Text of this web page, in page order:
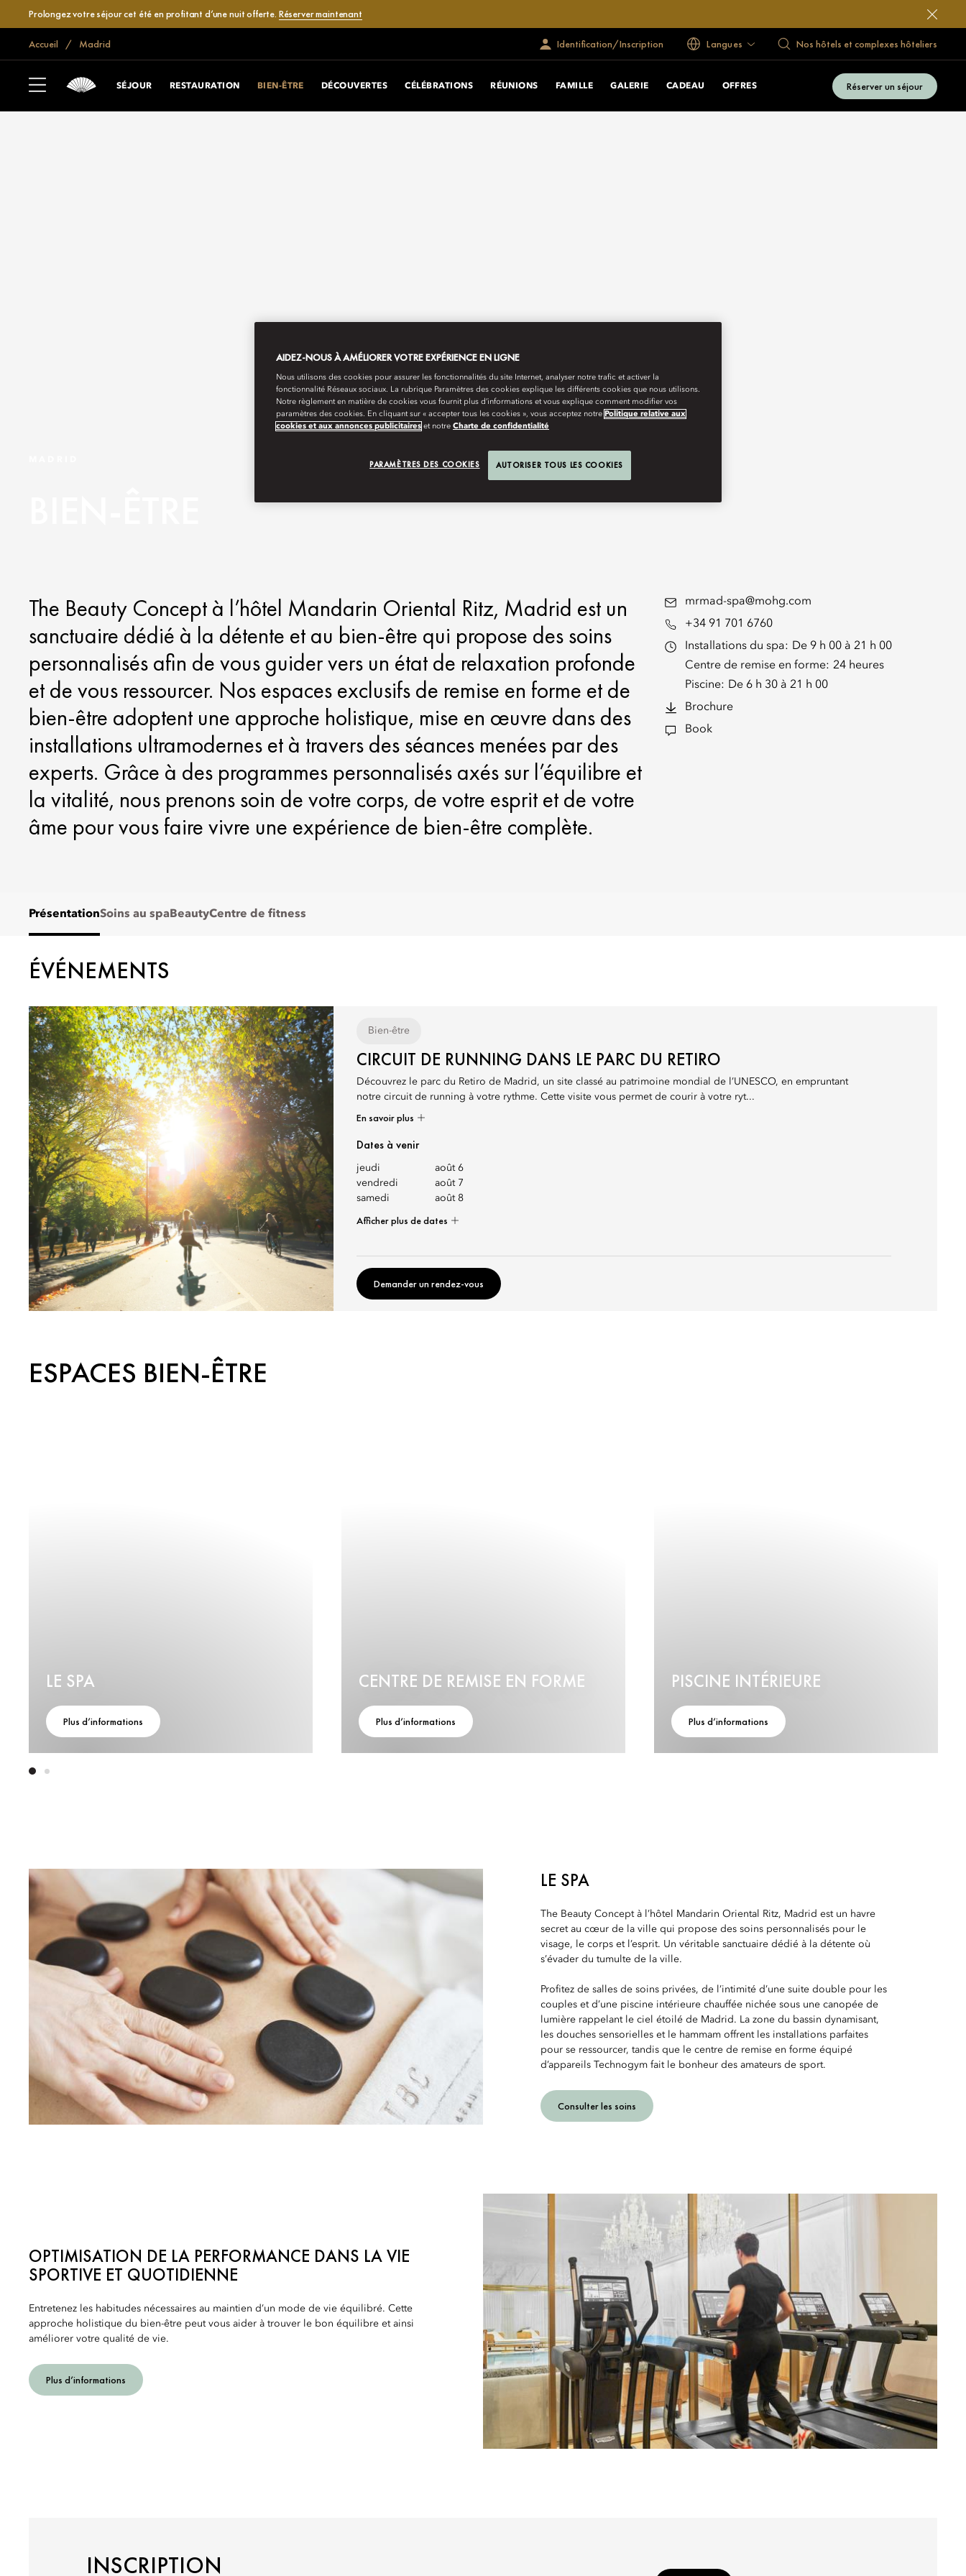
Prolongez votre séjour cet été en profitant d’une nuit offerte. Réserver maintenant
Accueil Madrid Identification/Inscription Langues Nos hôtels et complexes hôteliers
SÉJOUR RESTAURATION BIEN-ÊTRE DÉCOUVERTES CÉLÉBRATIONS RÉUNIONS FAMILLE GALERIE CADEAU OFFRES Réserver un séjour
The Beauty Concept à l’hôtel Mandarin Oriental Ritz, Madrid est un
sanctuaire dédié à la détente et au bien-être qui propose des soins
personnalisés afin de vous guider vers un état de relaxation profonde
et de vous ressourcer. Nos espaces exclusifs de remise en forme et de
bien-être adoptent une approche holistique, mise en œuvre dans des
installations ultramodernes et à travers des séances menées par des
experts. Grâce à des programmes personnalisés axés sur l’équilibre et
la vitalité, nous prenons soin de votre corps, de votre esprit et de votre
âme pour vous faire vivre une expérience de bien-être complète.
mrmad-spa@mohg.com
+34 91 701 6760
Installations du spa: De 9 h 00 à 21 h 00
Centre de remise en forme: 24 heures
Piscine: De 6 h 30 à 21 h 00
Brochure
Book
PrésentationSoins au spa BeautyCentre de fitness
ÉVÉNEMENTS
Bien-être
CIRCUIT DE RUNNING DANS LE PARC DU RETIRO
Découvrez le parc du Retiro de Madrid, un site classé au patrimoine mondial de l’UNESCO, en empruntant
notre circuit de running à votre rythme. Cette visite vous permet de courir à votre ryt...
En savoir plus
Dates à venir
jeudi
août 6
vendredi
août 7
samedi
août 8
Afficher plus de dates
Demander un rendez-vous
ESPACES BIEN-ÊTRE
LE SPA
Plus d’informations
CENTRE DE REMISE EN FORME
Plus d’informations
PISCINE INTÉRIEURE
Plus d’informations
LE SPA
The Beauty Concept à l’hôtel Mandarin Oriental Ritz, Madrid est un havre
secret au cœur de la ville qui propose des soins personnalisés pour le
visage, le corps et l’esprit. Un véritable sanctuaire dédié à la détente où
s’évader du tumulte de la ville.
Profitez de salles de soins privées, de l’intimité d’une suite double pour les
couples et d’une piscine intérieure chauffée nichée sous une canopée de
lumière rappelant le ciel étoilé de Madrid. La zone du bassin dynamisant,
les douches sensorielles et le hammam offrent les installations parfaites
pour se ressourcer, tandis que le centre de remise en forme équipé
d’appareils Technogym fait le bonheur des amateurs de sport.
Consulter les soins
OPTIMISATION DE LA PERFORMANCE DANS LA VIE
SPORTIVE ET QUOTIDIENNE
Entretenez les habitudes nécessaires au maintien d’un mode de vie équilibré. Cette
approche holistique du bien-être peut vous aider à trouver le bon équilibre et ainsi
améliorer votre qualité de vie.
Plus d’informations
INSCRIPTION
AIDEZ-NOUS À AMÉLIORER VOTRE EXPÉRIENCE EN LIGNE
Nous utilisons des cookies pour assurer les fonctionnalités du site Internet, analyser notre trafic et activer la
fonctionnalité Réseaux sociaux. La rubrique Paramètres des cookies explique les différents cookies que nous utilisons.
Notre règlement en matière de cookies vous fournit plus d’informations et vous explique comment modifier vos
paramètres des cookies. En cliquant sur « accepter tous les cookies », vous acceptez notre Politique relative aux
cookies et aux annonces publicitaires et notre Charte de confidentialité
PARAMÈTRES DES COOKIES AUTORISER TOUS LES COOKIES